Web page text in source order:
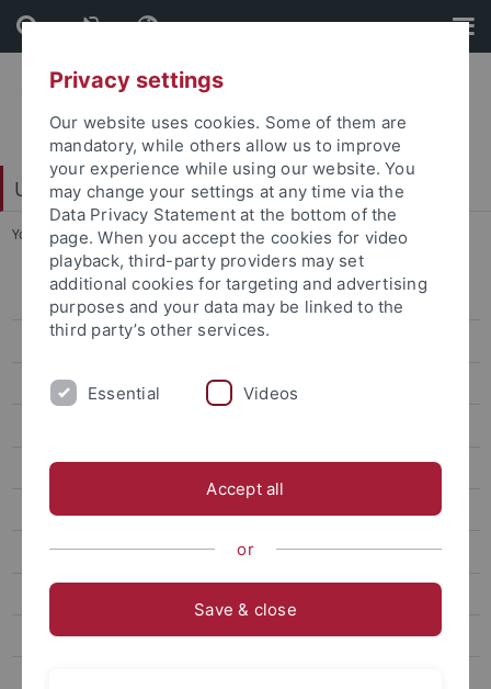
Skip
to
content
Skip
to
footer
Universitätsbibliothek
You are here: Startseite ... YouTube-Hinweise
Hausordnung
Rahmenbenutzungsordnung
Benutzungsordnung
Instagram-Hinweise
YouTube-Hinweise
YouTube-Nutzungskonzept
YouTube-Datenschutzfolgenabschätzung
Privacy settings
Our website uses cookies. Some of them are
mandatory, while others allow us to improve
your experience while using our website. You
may change your settings at any time via the
Data Privacy Statement at the bottom of the
page. When you accept the cookies for video
playback, third-party providers may set
additional cookies for targeting and advertising
purposes and your data may be linked to the
third party’s other services.
Essential Videos
Accept all
or
Save & close